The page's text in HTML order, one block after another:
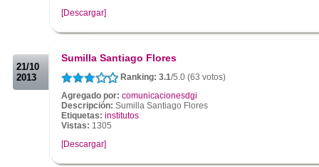
[Descargar]
21/10
2013
Sumilla Santiago Flores
Ranking: 3.1/5.0 (63 votos)
Agregado por: comunicacionesdgi
Descripción: Sumilla Santiago Flores
Etiquetas: institutos
Vistas: 1305
[Descargar]